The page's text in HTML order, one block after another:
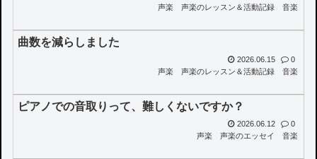
声楽
声楽のレッスン＆活動記録 音楽
曲数を減らしました
2026.06.15
0
声楽
声楽のレッスン＆活動記録 音楽
ピアノでの音取りって、難しくないですか？
2026.06.12
0
声楽
声楽のエッセイ 音楽